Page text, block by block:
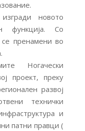
новото
функција. Со
се пренамени во
Ногачески
проект, преку
развој
технички
и
патни правци (